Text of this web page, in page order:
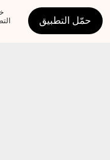
حمّل التطبيق